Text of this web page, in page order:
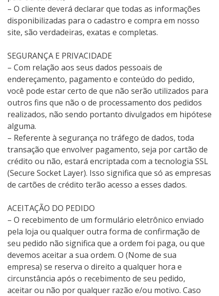
– O cliente deverá declarar que todas as informações
disponibilizadas para o cadastro e compra em nosso
site, são verdadeiras, exatas e completas.
SEGURANÇA E PRIVACIDADE
– Com relação aos seus dados pessoais de
endereçamento, pagamento e conteúdo do pedido,
você pode estar certo de que não serão utilizados para
outros fins que não o de processamento dos pedidos
realizados, não sendo portanto divulgados em hipótese
alguma.
– Referente à segurança no tráfego de dados, toda
transação que envolver pagamento, seja por cartão de
crédito ou não, estará encriptada com a tecnologia SSL
(Secure Socket Layer). Isso significa que só as empresas
de cartões de crédito terão acesso a esses dados.
ACEITAÇÃO DO PEDIDO
– O recebimento de um formulário eletrônico enviado
pela loja ou qualquer outra forma de confirmação de
seu pedido não significa que a ordem foi paga, ou que
devemos aceitar a sua ordem. O (Nome de sua
empresa) se reserva o direito a qualquer hora e
circunstância após o recebimento de seu pedido,
aceitar ou não por qualquer razão e/ou motivo. Caso